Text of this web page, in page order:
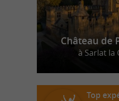
Château de
à Sarlat la
Top